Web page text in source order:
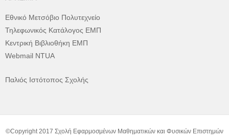
Εθνικό Μετσόβιο Πολυτεχνείο
Τηλεφωνικός Κατάλογος ΕΜΠ
Κεντρική Βιβλιοθήκη ΕΜΠ
Webmail NTUA
Παλιός Ιστότοπος Σχολής
©Copyright 2017 Σχολή Εφαρμοσμένων Μαθηματικών και Φυσικών Επιστημών